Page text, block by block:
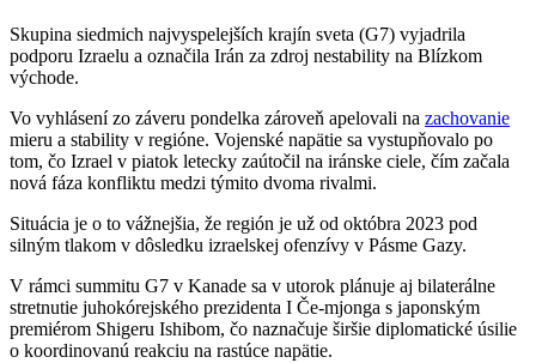
Skupina siedmich najvyspelejších krajín sveta (G7) vyjadrila
podporu Izraelu a označila Irán za zdroj nestability na Blízkom
východe.
Vo vyhlásení zo záveru pondelka zároveň apelovali na zachovanie
mieru a stability v regióne. Vojenské napätie sa vystupňovalo po
tom, čo Izrael v piatok letecky zaútočil na iránske ciele, čím začala
nová fáza konfliktu medzi týmito dvoma rivalmi.
Situácia je o to vážnejšia, že región je už od októbra 2023 pod
silným tlakom v dôsledku izraelskej ofenzívy v Pásme Gazy.
V rámci summitu G7 v Kanade sa v utorok plánuje aj bilaterálne
stretnutie juhokórejského prezidenta I Če-mjonga s japonským
premiérom Shigeru Ishibom, čo naznačuje širšie diplomatické úsilie
o koordinovanú reakciu na rastúce napätie.